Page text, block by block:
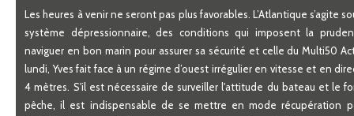
Les heures à venir ne seront pas plus favorables. L’Atlantique s’agite
système dépressionnaire, des conditions qui imposent la
naviguer en bon marin pour assurer sa sécurité et celle du Multi50
lundi, Yves fait face à un régime d’ouest irrégulier en vitesse et en
4 mètres. S'il est nécessaire de surveiller l'attitude du bateau et le
pêche, il est indispensable de se mettre en mode récupération